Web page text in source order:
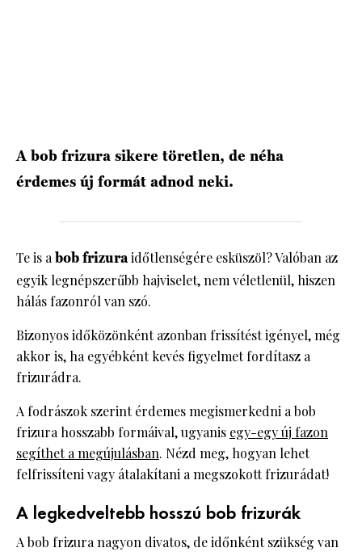
A bob frizura sikere töretlen, de néha
érdemes új formát adnod neki.
Te is abob frizuraidőtlenségére esküszöl? Valóban az
egyik legnépszerűbb hajviselet, nem véletlenül, hiszen
hálás fazonról van szó.
Bizonyos időközönként azonban frissítést igényel, még
akkor is, ha egyébként kevés figyelmet fordítasz a
frizurádra.
A fodrászok szerint érdemes megismerkedni a bob
frizura hosszabb formáival, ugyanis egy-egy új fazon
segíthet a megújulásban. Nézd meg, hogyan lehet
felfrissíteni vagy átalakítani a megszokott frizurádat!
A legkedveltebb hosszú bob frizurák
A bob frizura nagyon divatos, de időnként szükség van